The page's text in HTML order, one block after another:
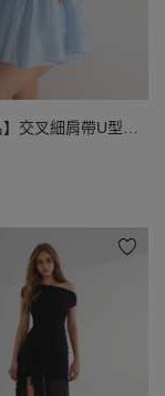
】交叉細肩帶U型鏤
褲(附胸墊)